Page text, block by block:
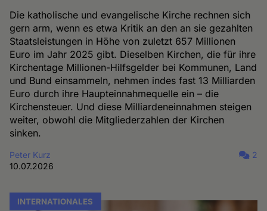
Die katholische und evangelische Kirche rechnen sich
gern arm, wenn es etwa Kritik an den an sie gezahlten
Staatsleistungen in Höhe von zuletzt 657 Millionen
Euro im Jahr 2025 gibt. Dieselben Kirchen, die für ihre
Kirchentage Millionen-Hilfsgelder bei Kommunen, Land
und Bund einsammeln, nehmen indes fast 13 Milliarden
Euro durch ihre Haupteinnahmequelle ein – die
Kirchensteuer. Und diese Milliardeneinnahmen steigen
weiter, obwohl die Mitgliederzahlen der Kirchen
sinken.
Peter Kurz
10.07.2026
2
INTERNATIONALES